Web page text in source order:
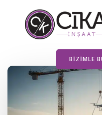
BIZIMLE